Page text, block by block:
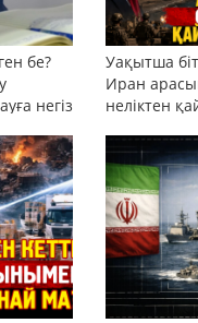
бе?
негіз
Уақытша
Иран
неліктен